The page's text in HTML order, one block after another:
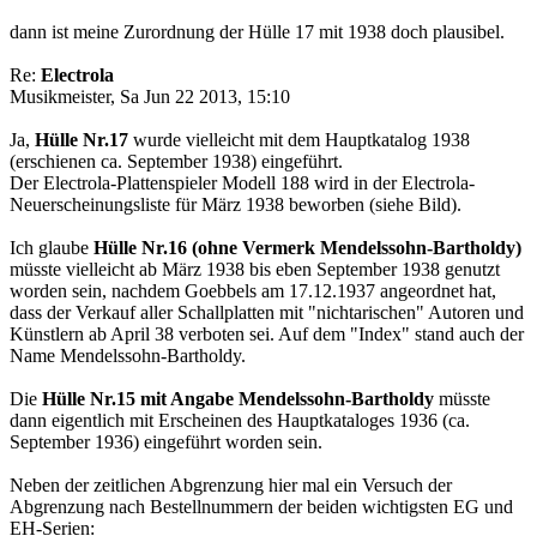
dann ist meine Zurordnung der Hülle 17 mit 1938 doch plausibel.
Re: Electrola
Musikmeister, Sa Jun 22 2013, 15:10
Ja, Hülle Nr.17 wurde vielleicht mit dem Hauptkatalog 1938
(erschienen ca. September 1938) eingeführt.
Der Electrola-Plattenspieler Modell 188 wird in der Electrola-
Neuerscheinungsliste für März 1938 beworben (siehe Bild).
Ich glaube Hülle Nr.16 (ohne Vermerk Mendelssohn-Bartholdy)
müsste vielleicht ab März 1938 bis eben September 1938 genutzt
worden sein, nachdem Goebbels am 17.12.1937 angeordnet hat,
dass der Verkauf aller Schallplatten mit "nichtarischen" Autoren und
Künstlern ab April 38 verboten sei. Auf dem "Index" stand auch der
Name Mendelssohn-Bartholdy.
Die Hülle Nr.15 mit Angabe Mendelssohn-Bartholdy müsste
dann eigentlich mit Erscheinen des Hauptkataloges 1936 (ca.
September 1936) eingeführt worden sein.
Neben der zeitlichen Abgrenzung hier mal ein Versuch der
Abgrenzung nach Bestellnummern der beiden wichtigsten EG und
EH-Serien: